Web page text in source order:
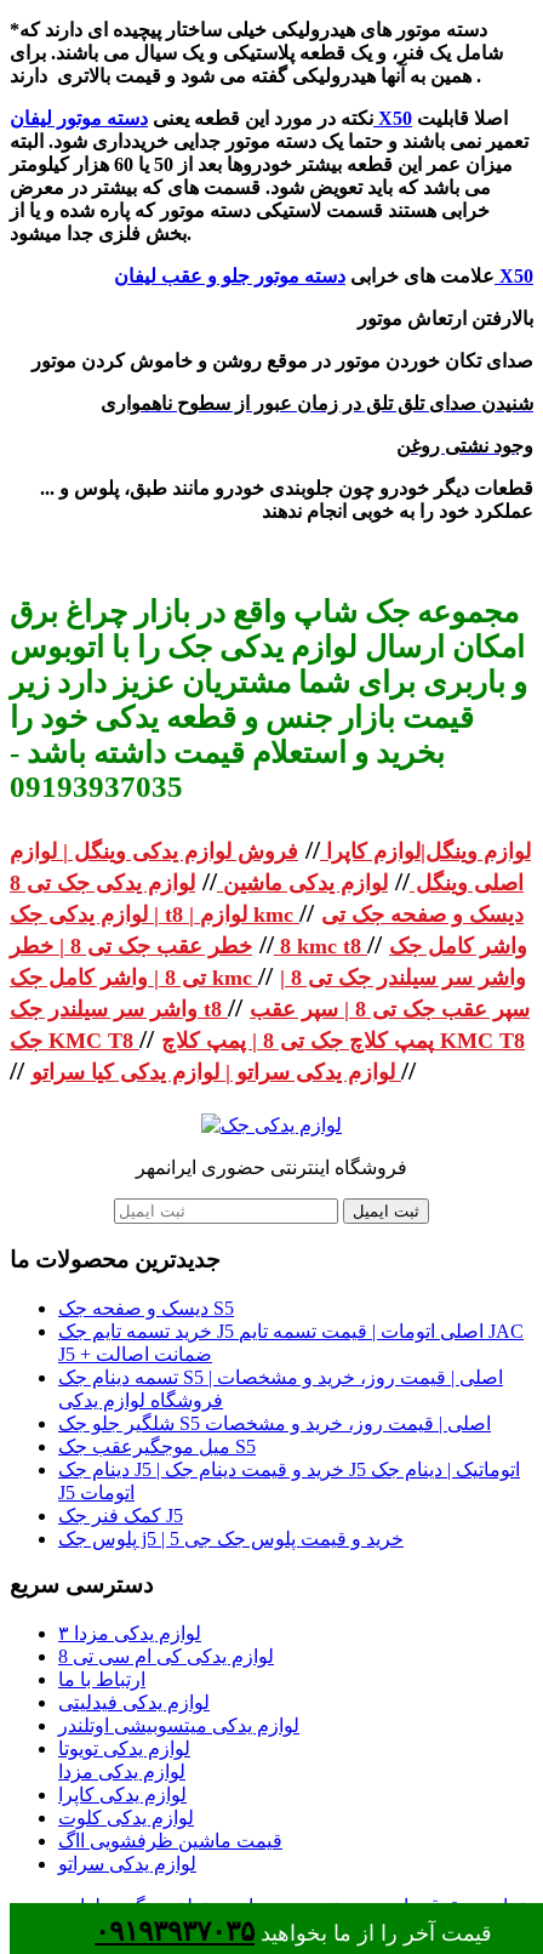
*دسته موتور های هیدرولیکی خیلی ساختار پیچیده ای دارند که
شامل یک فنر، و یک قطعه پلاستیکی و یک سیال می باشند. برای
همین به آنها هیدرولیکی گفته می شود و قیمت بالاتری دارند .
نکته در مورد این قطعه یعنی دسته موتور لیفان X50
تعمیر نمی باشند و حتما یک دسته موتور جدایی خریدداری شود. البته
میزان عمر این قطعه بیشتر خودروها بعد از 50 یا 60 هزار کیلومتر
می باشد که باید تعویض شود. قسمت های که بیشتر در معرض
خرابی هستند قسمت لاستیکی دسته موتور که پاره شده و یا از
بخش فلزی جدا میشود.
علامت های خرابی دسته موتور جلو و عقب لیفان X50
بالارفتن ارتعاش موتور
صدای تکان خوردن موتور در موقع روشن و خاموش کردن موتور
وجود نشتی روغن
قطعات دیگر خودرو چون جلوبندی خودرو مانند طبق، پلوس و ...
عملکرد خود را به خوبی انجام ندهند
مجموعه جک شاپ واقع در بازار چراغ برق
امکان ارسال لوازم یدکی جک را با اتوبوس
و باربری برای شما مشتریان عزیز دارد زیر
قیمت بازار جنس و قطعه یدکی خود را
بخرید و استعلام قیمت داشته باشد -
09193937035
لوازم وینگل|لوازم کاپرا // فروش لوازم یدکی وینگل | لوازم
اصلی وینگل // لوازم یدکی ماشین //
لوازم یدکی جک تی 8
| لوازم یدکی جک t8 | لوازم kmc // دیسک و صفحه جک تی
8
// خطر عقب جک تی 8 | خطر kmc t8 // واشر کامل جک
تی 8 | واشر کامل جک kmc // واشر سر سیلندر جک تی 8 |
واشر سر سیلندر جک t8 // سپر عقب جک تی 8 | سپر عقب
جک KMC T8 // پمپ کلاچ جک تی 8 | پمپ کلاچ KMC T8
// //
فروشگاه اینترنتی حضوری ایرانمهر
ثبت ایمیل
جدیدترین محصولات ما
دیسک و صفحه جک S5
خرید تسمه تایم جک J5 اصلی اتومات | قیمت تسمه تایم JAC
J5 + ضمانت اصالت
تسمه دینام جک S5 اصلی | قیمت روز، خرید و مشخصات |
فروشگاه لوازم یدکی
شلگیر جلو جک S5 اصلی | قیمت روز، خرید و مشخصات
میل موجگیرعقب جک S5
دینام جک J5 | خرید و قیمت دینام جک J5 اتوماتیک | دینام جک
J5 اتومات
کمک فنر جک J5
پلوس جک j5 | خرید و قیمت پلوس جک جی 5
دسترسی سریع
لوازم یدکی مزدا ۳
لوازم یدکی کی ام سی تی 8
ارتباط با ما
لوازم یدکی فیدلیتی
لوازم یدکی میتسوبیشی اوتلندر
لوازم یدکی تویوتا
لوازم یدکی مزدا
لوازم یدکی کاپرا
لوازم یدکی کلوت
قیمت ماشین ظرفشویی ااگ
لوازم یدکی سراتو
تمامی حقوق مادی و معنوی وب سایت متعلق به گروه لوازم
یدکی جک شاپ قهاری می باشد
۰۹۱۹۳۹۳۷۰۳۵ قیمت آخر را از ما بخواهید